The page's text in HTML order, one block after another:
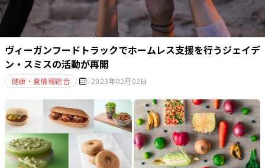
ヴィーガンフードトラックでホームレス支援を行うジェイデ
ン・スミスの活動が再開
健康・食情報総合 2023年02月02日